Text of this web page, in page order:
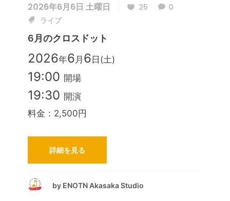
2026年6月6日 土曜日 25
0
ライブ
6月のクロスドット
2026年6 月 6日(土)
19:00 開場
19:30 開演
料金：2,500円
詳細を見る
by ENOTN Akasaka Studio